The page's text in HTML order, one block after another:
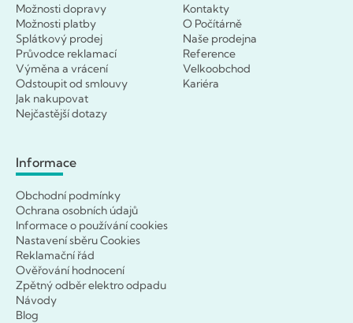
Možnosti dopravy
Možnosti platby
Splátkový prodej
Průvodce reklamací
Výměna a vrácení
Odstoupit od smlouvy
Jak nakupovat
Nejčastější dotazy
Kontakty
O Počítárně
Naše prodejna
Reference
Velkoobchod
Kariéra
Informace
Obchodní podmínky
Ochrana osobních údajů
Informace o používání cookies
Nastavení sběru Cookies
Reklamační řád
Ověřování hodnocení
Zpětný odběr elektro odpadu
Návody
Blog